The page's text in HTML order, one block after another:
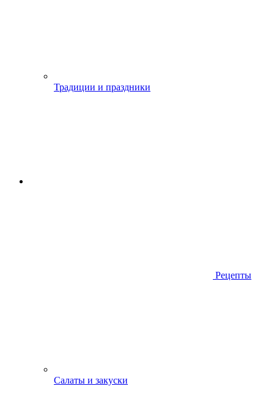
Традиции и праздники
Рецепты
Салаты и закуски